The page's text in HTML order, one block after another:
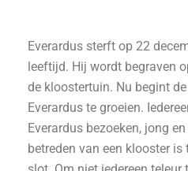
Everardus sterft op 22
leeftijd. Hij wordt begraven
de kloostertuin. Nu begint
Everardus te groeien.
Everardus bezoeken, jong
betreden van een klooster